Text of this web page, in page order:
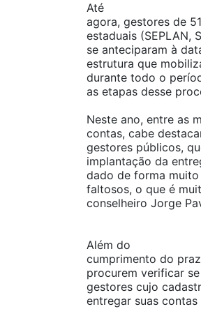
Até
agora, gestores de
estaduais (SEPLAN,
se anteciparam à
estrutura que
durante todo o
as etapas desse
Neste ano, entre as
contas, cabe
gestores públicos,
implantação da
dado de forma
faltosos, o que é
conselheiro Jorge
Além do
cumprimento do
procurem verificar
gestores cujo
entregar suas